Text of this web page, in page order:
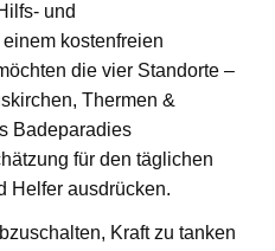
und
kostenfreien
die vier Standorte –
Thermen &
Badeparadies
für den täglichen
Helfer ausdrücken.
Kraft zu tanken